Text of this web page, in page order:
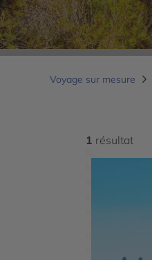
Voyage sur mesure
1 résultat